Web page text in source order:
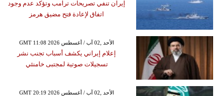
إيران تنفي تصريحات ترامب وتؤكد عدم وجود
اتفاق لإعادة فتح مضيق هرمز
GMT 11:08 2026 الأحد ,02 آب / أغسطس
إعلام إيراني يكشف أسباب تجنب نشر
تسجيلات صوتية لمجتبى خامنئي
GMT 20:19 2026 الأحد ,02 آب / أغسطس